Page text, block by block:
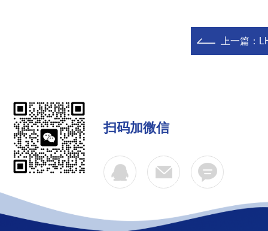
上一篇：
扫码加微信